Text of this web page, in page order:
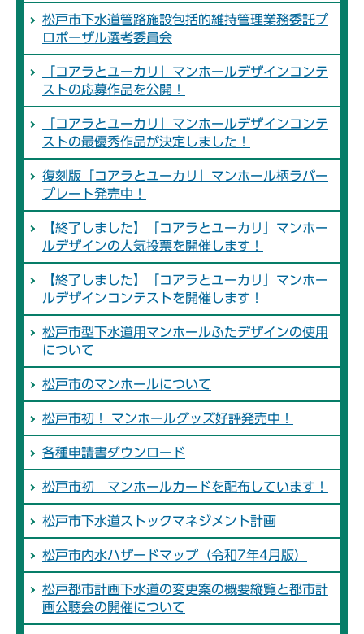
松戸市下水道管路施設包括的維持管理業務委託プ
ロポーザル選考委員会
「コアラとユーカリ」マンホールデザインコンテ
ストの応募作品を公開！
「コアラとユーカリ」マンホールデザインコンテ
ストの最優秀作品が決定しました！
復刻版「コアラとユーカリ」マンホール柄ラバー
プレート発売中！
【終了しました】「コアラとユーカリ」マンホー
ルデザインの人気投票を開催します！
【終了しました】「コアラとユーカリ」マンホー
ルデザインコンテストを開催します！
松戸市型下水道用マンホールふたデザインの使用
について
松戸市のマンホールについて
松戸市初！ マンホールグッズ好評発売中！
各種申請書ダウンロード
松戸市初 マンホールカードを配布しています！
松戸市下水道ストックマネジメント計画
松戸市内水ハザードマップ（令和7年4月版）
松戸都市計画下水道の変更案の概要縦覧と都市計
画公聴会の開催について